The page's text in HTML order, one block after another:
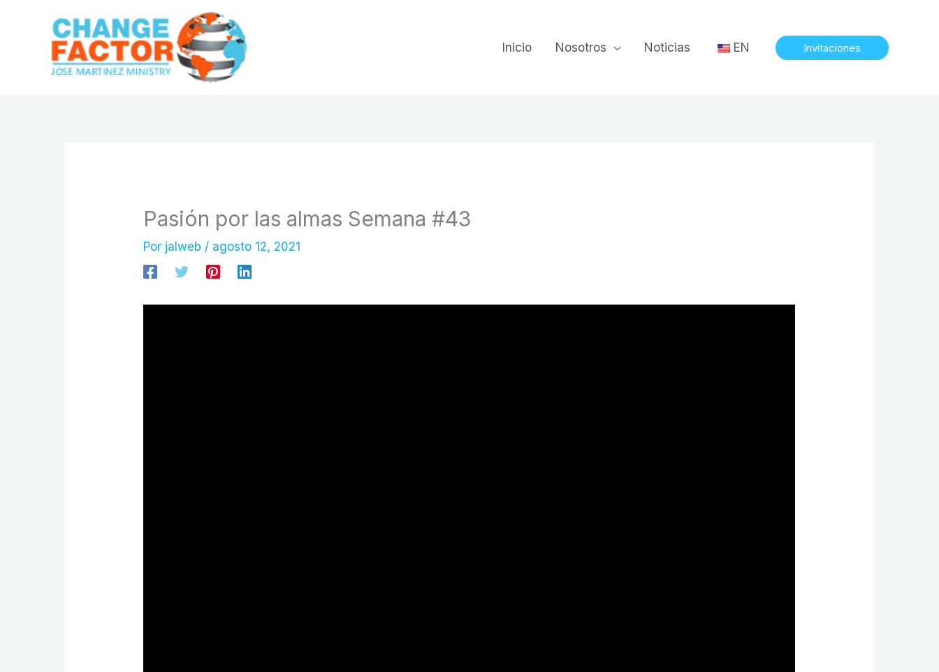
contenido
Inicio Nosotros Noticias EN Invitaciones
Pasión por las almas Semana #43
Por jalweb / agosto 12, 2021